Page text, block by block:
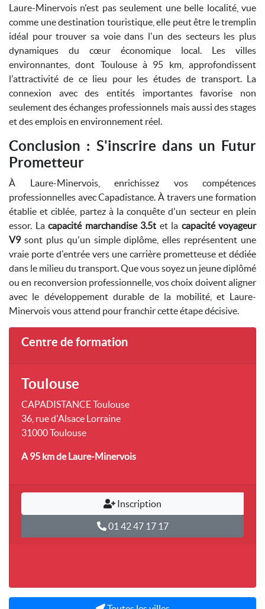
Laure-Minervois n'est pas seulement une belle localité, vue
comme une destination touristique, elle peut être le tremplin
idéal pour trouver sa voie dans l'un des secteurs les plus
dynamiques du cœur économique local. Les villes
environnantes, dont Toulouse à 95 km, approfondissent
l'attractivité de ce lieu pour les études de transport. La
connexion avec des entités importantes favorise non
seulement des échanges professionnels mais aussi des stages
et des emplois en environnement réel.
Conclusion : S'inscrire dans un Futur
Prometteur
À Laure-Minervois, enrichissez vos compétences
professionnelles avec Capadistance. À travers une formation
établie et ciblée, partez à la conquête d'un secteur en plein
essor. La capacité marchandise 3.5t et la capacité voyageur
V9sont plus qu'un simple diplôme, elles représentent une
vraie porte d'entrée vers une carrière prometteuse et dédiée
dans le milieu du transport. Que vous soyez un jeune diplômé
ou en reconversion professionnelle, vos choix doivent aligner
avec le développement durable de la mobilité, et Laure-
Minervois vous attend pour franchir cette étape décisive.
Centre de formation
Toulouse
CAPADISTANCE Toulouse
36, rue d'Alsace Lorraine
31000 Toulouse
A 95 kmde Laure-Minervois
Inscription
01 42 47 17 17